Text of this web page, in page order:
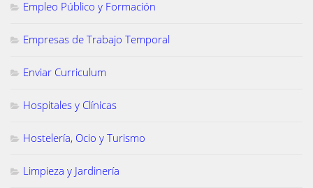
Empleo Público y Formación
Empresas de Trabajo Temporal
Enviar Curriculum
Hospitales y Clínicas
Hostelería, Ocio y Turismo
Limpieza y Jardinería